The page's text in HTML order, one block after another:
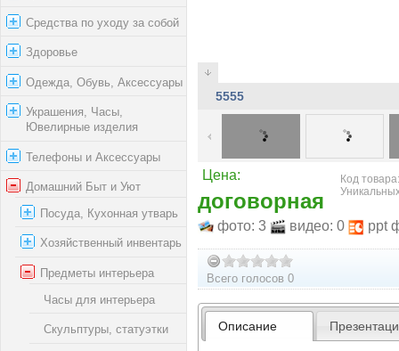
Средства по уходу за собой
Здоровье
Одежда, Обувь, Аксессуары
Украшения, Часы,
Ювелирные изделия
Телефоны и Аксессуары
Домашний Быт и Уют
Посуда, Кухонная утварь
Хозяйственный инвентарь
Предметы интерьера
Часы для интерьера
Скульптуры, статуэтки
5555
Цена:
договорная
Код
фото: 3 видео: 0 ppt
Всего голосов 0
Описание